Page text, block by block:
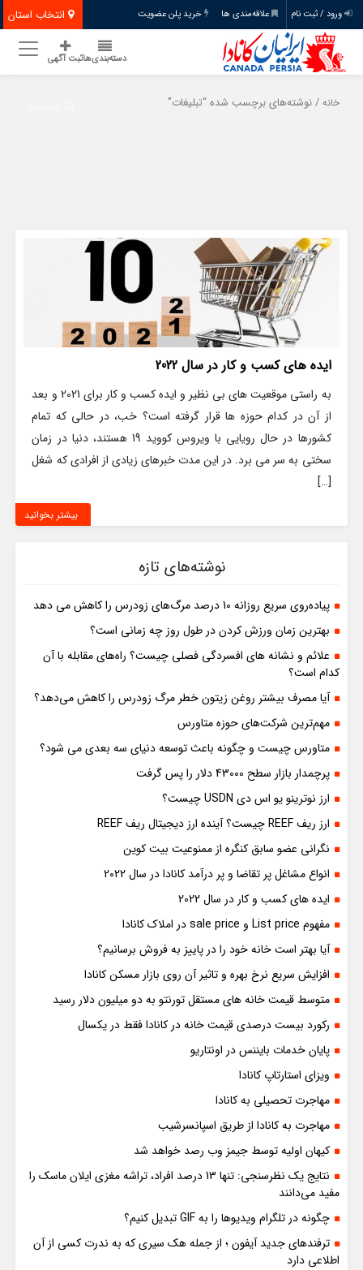
انتخاب استان ورود / ثبت نام علاقه‌مندی ها خرید پلن عضویت
دسته‌بندی‌هاثبت آگهی
خانه / نوشته‌های برچسب شده “تبلیغات”
ایده های کسب و کار در سال 2022
به راستی موقعیت های بی نظیر و ایده کسب و کار برای 2021 و بعد
از آن در کدام حوزه ها قرار گرفته است؟ خب، در حالی که تمام
کشورها در حال رویایی با ویروس کووید 19 هستند، دنیا در زمان
سختی به سر می برد. در این مدت خبرهای زیادی از افرادی که شغل
[…]
بیشتر بخوانید
نوشته‌های تازه
پیاده‌روی سریع روزانه 10 درصد مرگ‌های زودرس را کاهش می دهد
بهترین زمان ورزش کردن در طول روز چه زمانی است؟
علائم و نشانه های افسردگی فصلی چیست؟ راه‌های مقابله با آن
کدام است؟
آیا مصرف بیشتر روغن زیتون خطر مرگ ‌زودرس را کاهش می‌دهد؟
مهم‌ترین شرکت‌های حوزه متاورس
متاورس چیست و چگونه باعث توسعه دنیای سه بعدی می شود؟
پرچمدار بازار سطح 43000 دلار را پس گرفت
ارز نوترینو یو اس دی USDN چیست؟
ارز ریف REEF چیست؟ آینده ارز دیجیتال ریف REEF
نگرانی عضو سابق کنگره از ممنوعیت بیت کوین
انواع مشاغل پر تقاضا و پر درآمد کانادا در سال 2022
ایده های کسب و کار در سال 2022
مفهوم List price و sale price در املاک کانادا
آیا بهتر است خانه خود را در پاییز به فروش برسانیم؟
افزایش سریع نرخ بهره و تاثیر آن روی بازار مسکن کانادا
متوسط قیمت خانه های مستقل تورنتو به دو میلیون دلار رسید
رکورد بیست درصدی قیمت خانه در کانادا فقط در یکسال
پایان خدمات بایننس در اونتاریو
ویزای استارتاپ کانادا
مهاجرت تحصیلی به کانادا
مهاجرت به کانادا از طریق اسپانسرشیب
کیهان اولیه توسط جیمز وب رصد خواهد شد
نتایج یک نظرسنجی: تنها 13 درصد افراد، تراشه مغزی ایلان ماسک را
مفید می‌دانند
چگونه در تلگرام ویدیوها را به GIF تبدیل کنیم؟
ترفندهای جدید آیفون ؛ از جمله هک سیری که به ندرت کسی از آن
اطلاعی دارد